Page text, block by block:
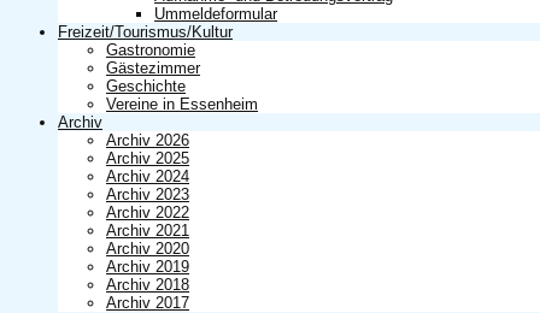
Ummeldeformular
Freizeit/Tourismus/Kultur
Gastronomie
Gästezimmer
Geschichte
Vereine in Essenheim
Archiv
Archiv 2026
Archiv 2025
Archiv 2024
Archiv 2023
Archiv 2022
Archiv 2021
Archiv 2020
Archiv 2019
Archiv 2018
Archiv 2017